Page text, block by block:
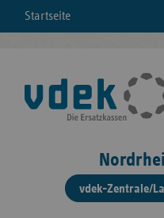
Startseite
vdek-Zentrale/